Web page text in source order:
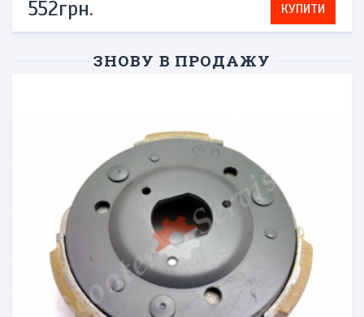
552грн. КУПИТИ
ЗНОВУ В ПРОДАЖУ